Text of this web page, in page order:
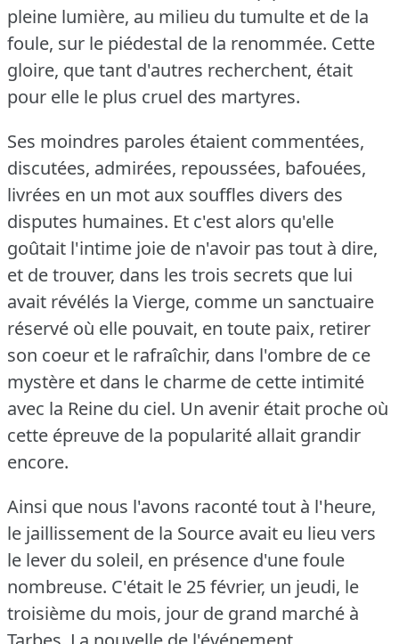
pleine lumière, au milieu du tumulte et de la
foule, sur le piédestal de la renommée. Cette
gloire, que tant d'autres recherchent, était
pour elle le plus cruel des martyres.
Ses moindres paroles étaient commentées,
discutées, admirées, repoussées, bafouées,
livrées en un mot aux souffles divers des
disputes humaines. Et c'est alors qu'elle
goûtait l'intime joie de n'avoir pas tout à dire,
et de trouver, dans les trois secrets que lui
avait révélés la Vierge, comme un sanctuaire
réservé où elle pouvait, en toute paix, retirer
son coeur et le rafraîchir, dans l'ombre de ce
mystère et dans le charme de cette intimité
avec la Reine du ciel. Un avenir était proche où
cette épreuve de la popularité allait grandir
encore.
Ainsi que nous l'avons raconté tout à l'heure,
le jaillissement de la Source avait eu lieu vers
le lever du soleil, en présence d'une foule
nombreuse. C'était le 25 février, un jeudi, le
troisième du mois, jour de grand marché à